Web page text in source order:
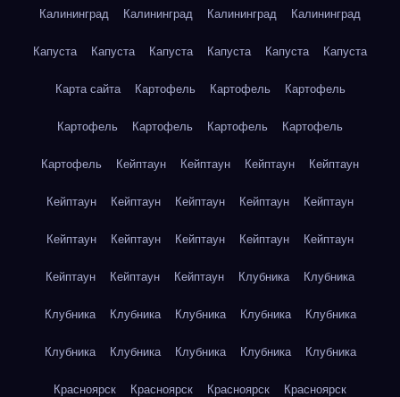
Калининград Калининград Калининград Калининград
Капуста Капуста Капуста Капуста Капуста Капуста
Карта сайта Картофель Картофель Картофель
Картофель Картофель Картофель Картофель
Картофель Кейптаун Кейптаун Кейптаун Кейптаун
Кейптаун Кейптаун Кейптаун Кейптаун Кейптаун
Кейптаун Кейптаун Кейптаун Кейптаун Кейптаун
Кейптаун Кейптаун Кейптаун Клубника Клубника
Клубника Клубника Клубника Клубника Клубника
Клубника Клубника Клубника Клубника Клубника
Красноярск Красноярск Красноярск Красноярск